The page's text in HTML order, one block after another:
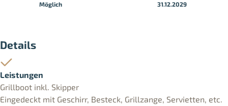
Möglich 31.12.2029
Details
Leistungen
Grillboot inkl. Skipper
Eingedeckt mit Geschirr, Besteck, Grillzange, Servietten, etc.